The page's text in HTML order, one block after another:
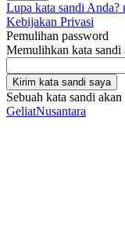
Lupa kata sandi Anda?
Kebijakan Privasi
Pemulihan password
Memulihkan kata sandi
Sebuah kata sandi
GeliatNusantara